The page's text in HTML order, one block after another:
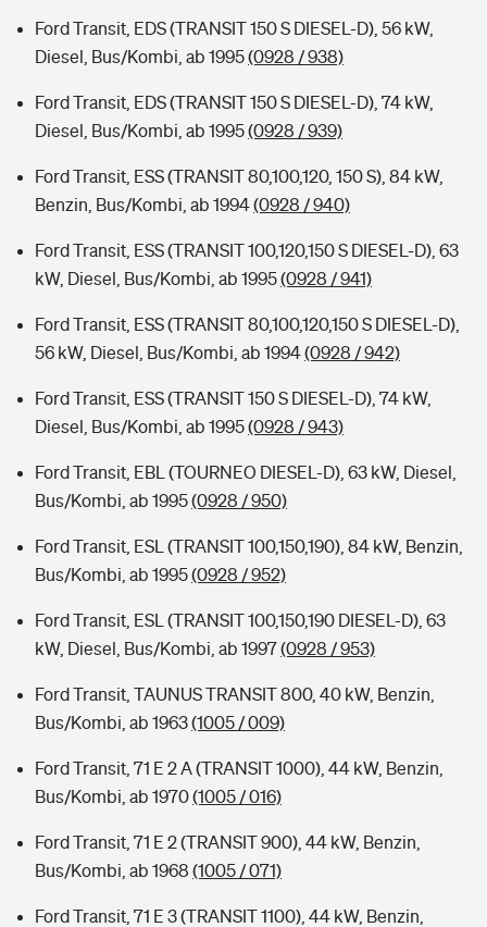
Ford Transit, EDS (TRANSIT 150 S DIESEL-D), 56 kW,
Diesel, Bus/Kombi, ab 1995(0928 / 938)
Ford Transit, EDS (TRANSIT 150 S DIESEL-D), 74 kW,
Diesel, Bus/Kombi, ab 1995(0928 / 939)
Ford Transit, ESS (TRANSIT 80,100,120, 150 S), 84 kW,
Benzin, Bus/Kombi, ab 1994(0928 / 940)
Ford Transit, ESS (TRANSIT 100,120,150 S DIESEL-D), 63
kW, Diesel, Bus/Kombi, ab 1995(0928 / 941)
Ford Transit, ESS (TRANSIT 80,100,120,150 S DIESEL-D),
56 kW, Diesel, Bus/Kombi, ab 1994(0928 / 942)
Ford Transit, ESS (TRANSIT 150 S DIESEL-D), 74 kW,
Diesel, Bus/Kombi, ab 1995(0928 / 943)
Ford Transit, EBL (TOURNEO DIESEL-D), 63 kW, Diesel,
Bus/Kombi, ab 1995(0928 / 950)
Ford Transit, ESL (TRANSIT 100,150,190), 84 kW, Benzin,
Bus/Kombi, ab 1995(0928 / 952)
Ford Transit, ESL (TRANSIT 100,150,190 DIESEL-D), 63
kW, Diesel, Bus/Kombi, ab 1997(0928 / 953)
Ford Transit, TAUNUS TRANSIT 800, 40 kW, Benzin,
Bus/Kombi, ab 1963(1005 / 009)
Ford Transit, 71 E 2 A (TRANSIT 1000), 44 kW, Benzin,
Bus/Kombi, ab 1970(1005 / 016)
Ford Transit, 71 E 2 (TRANSIT 900), 44 kW, Benzin,
Bus/Kombi, ab 1968 (1005 / 071)
Ford Transit, 71 E 3 (TRANSIT 1100), 44 kW, Benzin,